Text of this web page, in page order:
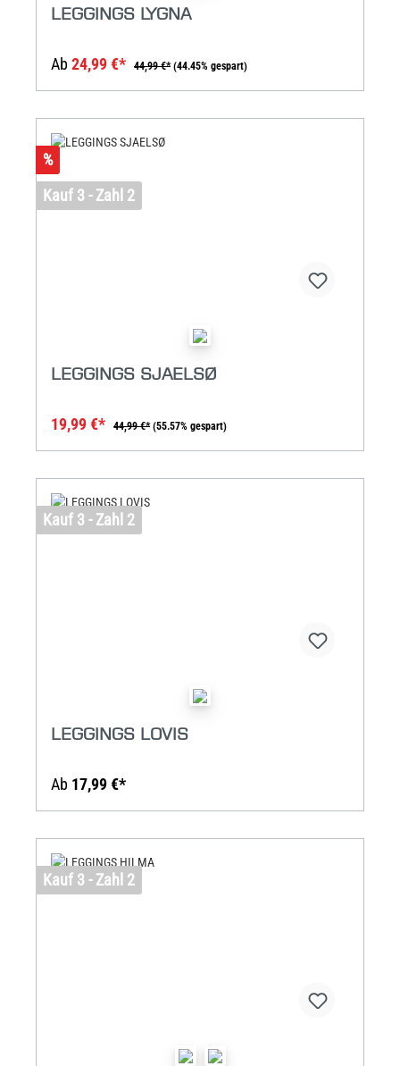
LEGGINGS LYGNA
Ab 24,99 €* 44,99 €* (44.45% gespart)
%
Kauf 3 - Zahl 2
LEGGINGS SJAELSØ
19,99 €* 44,99 €* (55.57% gespart)
Kauf 3 - Zahl 2
LEGGINGS LOVIS
Ab 17,99 €*
Kauf 3 - Zahl 2